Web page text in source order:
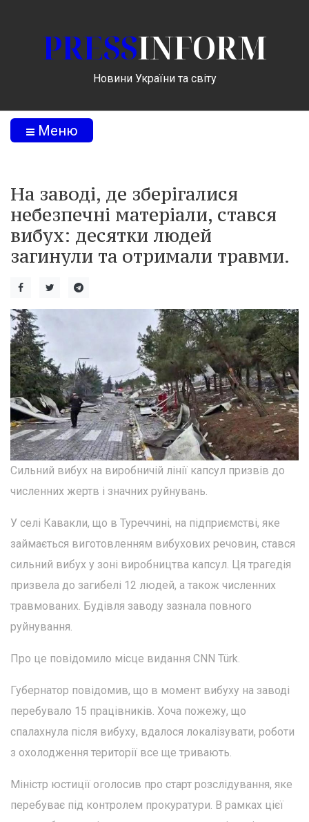
PRESSINFORM
Новини України та світу
Меню
На заводі, де зберігалися
небезпечні матеріали, стався
вибух: десятки людей
загинули та отримали травми.
Сильний вибух на виробничій лінії капсул призвів до
численних жертв і значних руйнувань.
У селі Кавакли, що в Туреччині, на підприємстві, яке
займається виготовленням вибухових речовин, стався
сильний вибух у зоні виробництва капсул. Ця трагедія
призвела до загибелі 12 людей, а також численних
травмованих. Будівля заводу зазнала повного
руйнування.
Про це повідомило місце видання CNN Türk.
Губернатор повідомив, що в момент вибуху на заводі
перебувало 15 працівників. Хоча пожежу, що
спалахнула після вибуху, вдалося локалізувати, роботи
з охолодження території все ще тривають.
Міністр юстиції оголосив про старт розслідування, яке
перебуває під контролем прокуратури. В рамках цієї